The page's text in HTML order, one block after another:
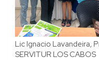
Lic Ignacio Lavandeira,
SERVITUR LOS CABOS